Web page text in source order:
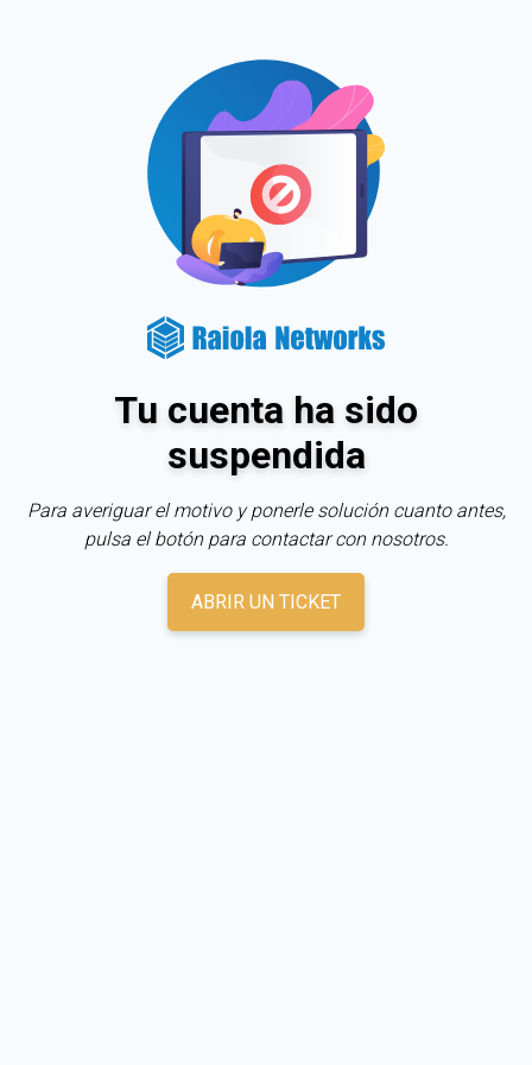
Tu cuenta ha sido
suspendida
Para averiguar el motivo y ponerle solución cuanto antes,
pulsa el botón para contactar con nosotros.
ABRIR UN TICKET